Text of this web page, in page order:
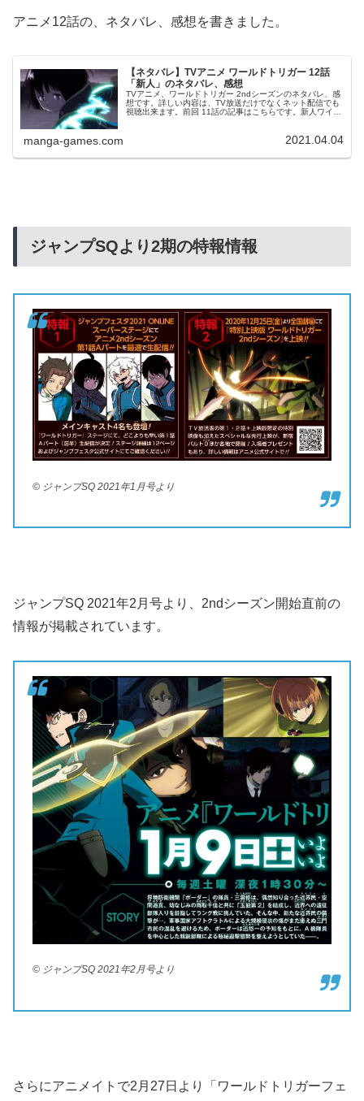
アニメ12話の、ネタバレ、感想を書きました。
【ネタバレ】TVアニメ ワールドトリガー 12話
「新人」のネタバレ、感想
TVアニメ、ワールドトリガー 2ndシーズンのネタバレ、感
想です。詳しい内容は、TV放送だけでなくネット配信でも
視聴出来ます。前回 11話の記事はこちらです。新人ワイヤ
manga-games.com 2021.04.04
ジャンプSQより2期の特報情報
© ジャンプSQ 2021年1月号より
ジャンプSQ 2021年2月号より、2ndシーズン開始直前の
情報が掲載されています。
© ジャンプSQ 2021年2月号より
さらにアニメイトで2月27日より「ワールドトリガーフェ